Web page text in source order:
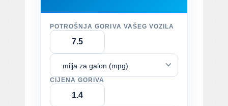
POTROŠNJA GORIVA VAŠEG VOZILA
milja za galon (mpg)
CIJENA GORIVA